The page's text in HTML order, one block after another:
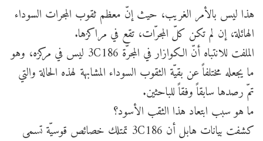
هذا ليس بالأمر الغريب، حيث إنّ معظم ثقوب المجرات السوداء
الهائلة، إن لم تكن كلّ المجرّات، تقع في مراكزها.
الملفت للانتباه أنّ الكوازار في المجرّة 3C186 ليس في مركزه، وهو
ما يجعله مختلفاً عن بقيّة الثقوب السوداء المشابهة لهذه الحالة والتي
تمّ رصدها سابقاً وفقاً للباحثين.
ما هو سبب ابتعاد هذا الثقب الأسود؟
كشفت بيانات هابل أن 3C186 تمتلك خصائص قوسيّة تسمى